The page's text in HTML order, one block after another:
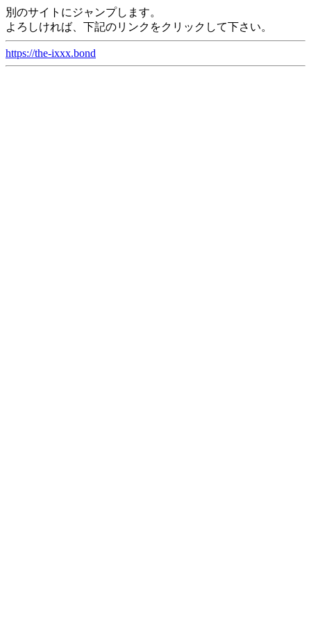
別のサイトにジャンプします。
よろしければ、下記のリンクをクリックして下さい。
https://the-ixxx.bond